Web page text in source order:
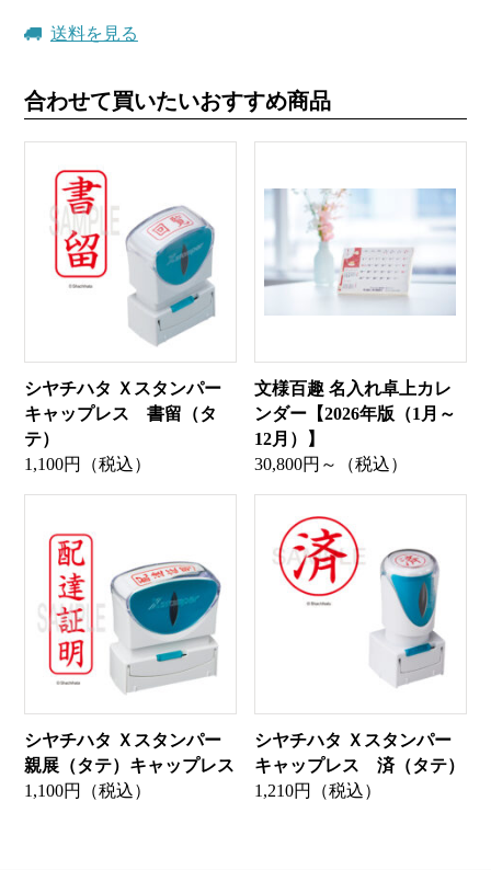
送料を見る
合わせて買いたいおすすめ商品
シヤチハタ Ｘスタンパー
キャップレス 書留（タ
テ）
1,100円（税込）
文様百趣 名入れ卓上カレ
ンダー【2026年版（1月～
12月）】
30,800円～（税込）
シヤチハタ Ｘスタンパー
親展（タテ）キャップレス
1,100円（税込）
シヤチハタ Ｘスタンパー
キャップレス 済（タテ）
1,210円（税込）